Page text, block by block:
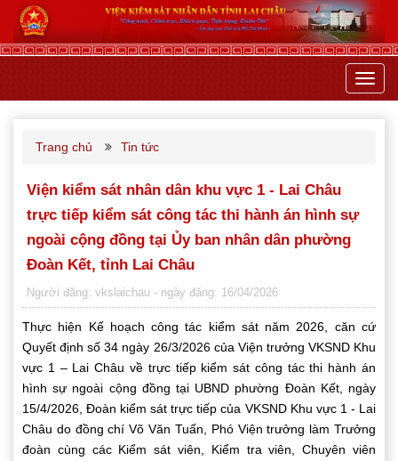
Trang chủ Tin tức
Viện kiểm sát nhân dân khu vực 1 - Lai Châu
trực tiếp kiểm sát công tác thi hành án hình sự
ngoài cộng đồng tại Ủy ban nhân dân phường
Đoàn Kết, tỉnh Lai Châu
Người đăng: vkslaichau - ngày đăng: 16/04/2026
Thực hiện Kế hoạch công tác kiểm sát năm 2026, căn cứ
Quyết định số 34 ngày 26/3/2026 của Viện trưởng VKSND Khu
vực 1 – Lai Châu về trực tiếp kiểm sát công tác thi hành án
hình sự ngoài cộng đồng tại UBND phường Đoàn Kết, ngày
15/4/2026, Đoàn kiểm sát trực tiếp của VKSND Khu vực 1 - Lai
Châu do đồng chí Võ Văn Tuấn, Phó Viện trưởng làm Trưởng
đoàn cùng các Kiểm sát viên, Kiểm tra viên, Chuyên viên